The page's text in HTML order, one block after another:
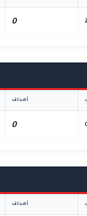
2
0
أهداف
0
أهداف